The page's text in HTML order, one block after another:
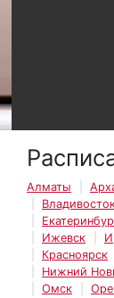
Алматы
Ижевск
Красноярск
Нижний
Омск